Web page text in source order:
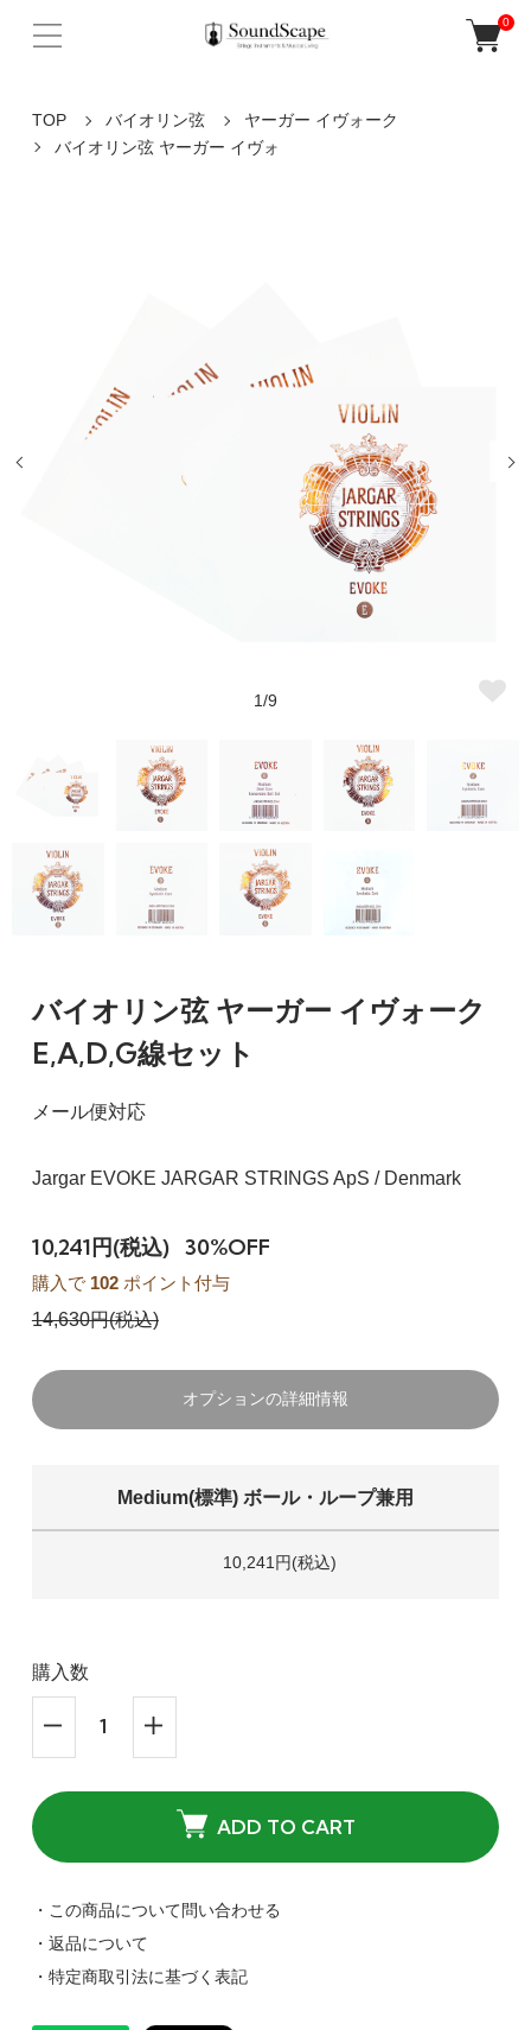
0
TOP バイオリン弦
ヤーガー イヴォーク
バイオリン弦 ヤーガー イヴォ
1/9
バイオリン弦 ヤーガー イヴォーク
E,A,D,G線セット
メール便対応
Jargar EVOKE JARGAR STRINGS ApS / Denmark
10,241円(税込) 30%OFF
購入で 102ポイント付与
14,630円(税込)
オプションの詳細情報
Medium(標準) ボール・ループ兼用
10,241円(税込)
購入数
ADD TO CART
・この商品について問い合わせる
・返品について
・特定商取引法に基づく表記